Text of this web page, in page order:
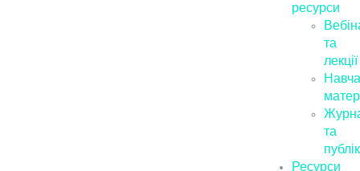
ресурси
та
лекції
та
Ресурси